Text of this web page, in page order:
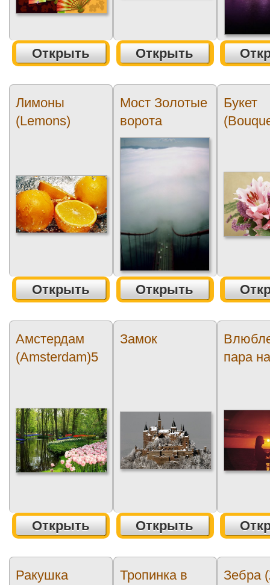
Открыть Открыть
Лимоны
(Lemons)
Открыть
Мост Золотые
ворота
Открыть
Букет
Амстердам
(Amsterdam)5
Открыть
Замок
Открыть
пара
Ракушка
Тропинка в
Зебра